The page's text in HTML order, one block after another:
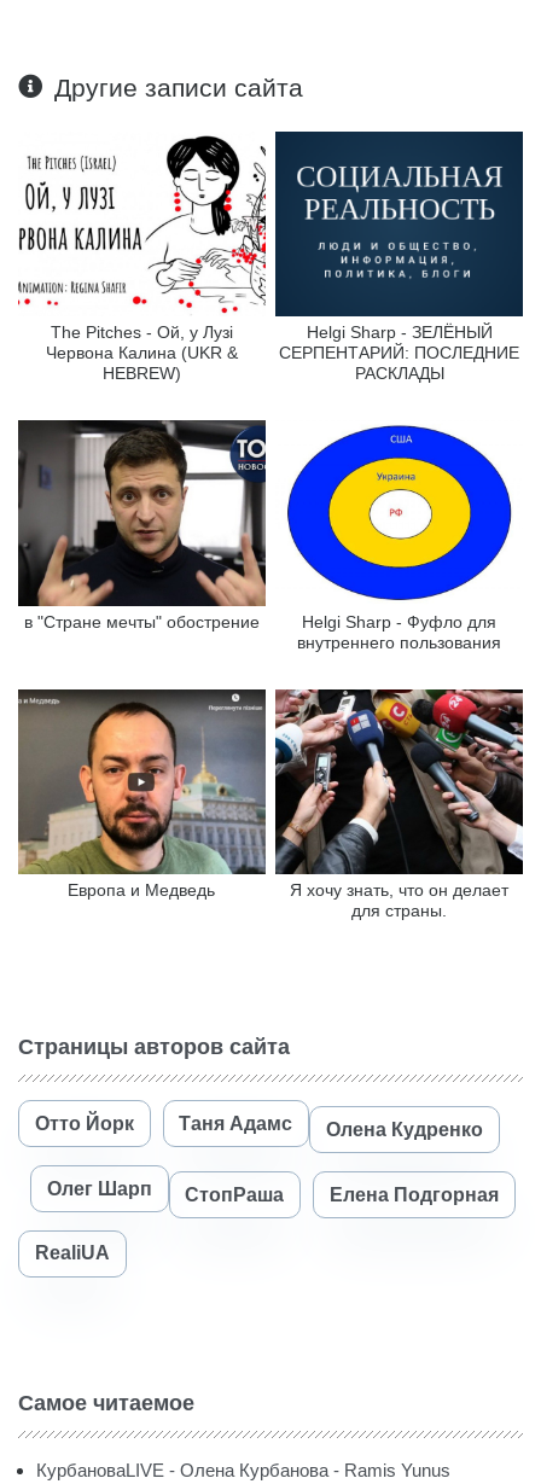
Другие записи сайта
The Pitches - Ой, у Лузі
Червона Калина (UKR &
HEBREW)
Helgi Sharp - ЗЕЛЁНЫЙ
СЕРПЕНТАРИЙ: ПОСЛЕДНИЕ
РАСКЛАДЫ
в "Стране мечты" обострение
Helgi Sharp - Фуфло для
внутреннего пользования
Европа и Медведь
Я хочу знать, что он делает
для страны.
Страницы авторов сайта
Отто Йорк Таня Адамс Олена Кудренко
Олег Шарп СтопРаша Елена Подгорная
RealiUA
Самое читаемое
КурбановаLIVE - Олена Курбанова - Ramis Yunus